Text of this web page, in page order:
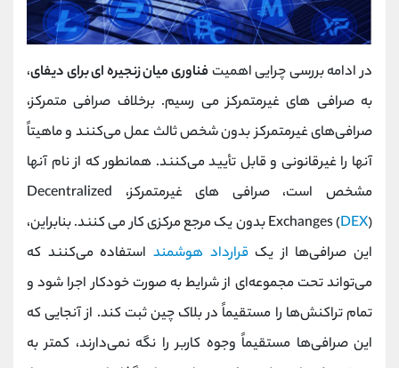
در ادامه بررسی چرایی اهمیت فناوری میان زنجیره ای برای دیفای،
به صرافی های غیرمتمرکز می رسیم. برخلاف صرافی متمرکز،
صرافی‌های غیرمتمرکز بدون شخص ثالث عمل می‌کنند و ماهیتاً
آنها را غیرقانونی و قابل تأیید می‌کنند. همانطور که از نام آنها
مشخص است، صرافی های غیرمتمرکز، Decentralized
Exchanges (DEX
) بدون یک مرجع مرکزی کار می کنند. بنابراین،
این صرافی‌ها از یکقرارداد هوشمند استفاده می‌کنند که
می‌تواند تحت مجموعه‌ای از شرایط به‌ صورت خودکار اجرا شود و
تمام تراکنش‌ها را مستقیماً در بلاک چین ثبت کند. از آنجایی که
این صرافی‌ها مستقیماً وجوه کاربر را نگه نمی‌دارند، کمتر به